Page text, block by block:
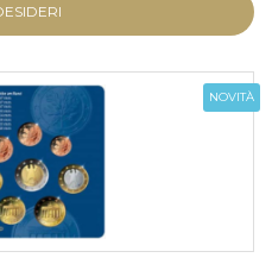
NOVITÀ